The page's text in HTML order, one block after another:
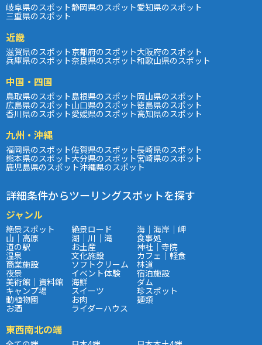
岐阜県のスポット静岡県のスポット愛知県のスポット
三重県のスポット
近畿
滋賀県のスポット京都府のスポット大阪府のスポット
兵庫県のスポット奈良県のスポット和歌山県のスポット
中国・四国
鳥取県のスポット島根県のスポット岡山県のスポット
広島県のスポット山口県のスポット徳島県のスポット
香川県のスポット愛媛県のスポット高知県のスポット
九州・沖縄
福岡県のスポット佐賀県のスポット長崎県のスポット
熊本県のスポット大分県のスポット宮崎県のスポット
鹿児島県のスポット沖縄県のスポット
詳細条件からツーリングスポットを探す
ジャンル
絶景スポット 絶景ロード 海｜海岸｜岬
山｜高原 湖｜川｜滝 食事処
道の駅 お土産 神社｜寺院
温泉 文化施設 カフェ｜軽食
商業施設 ソフトクリーム 林道
夜景 イベント体験 宿泊施設
美術館｜資料館 海鮮 ダム
キャンプ場 スイーツ 珍スポット
動植物園 お肉 麺類
お酒 ライダーハウス
東西南北の端